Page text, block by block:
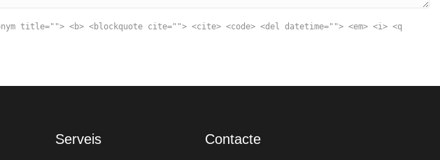
title=""> <b> <blockquote cite=""> <cite> <code> <del datetime=""> <em> <i> <q
Serveis Contacte